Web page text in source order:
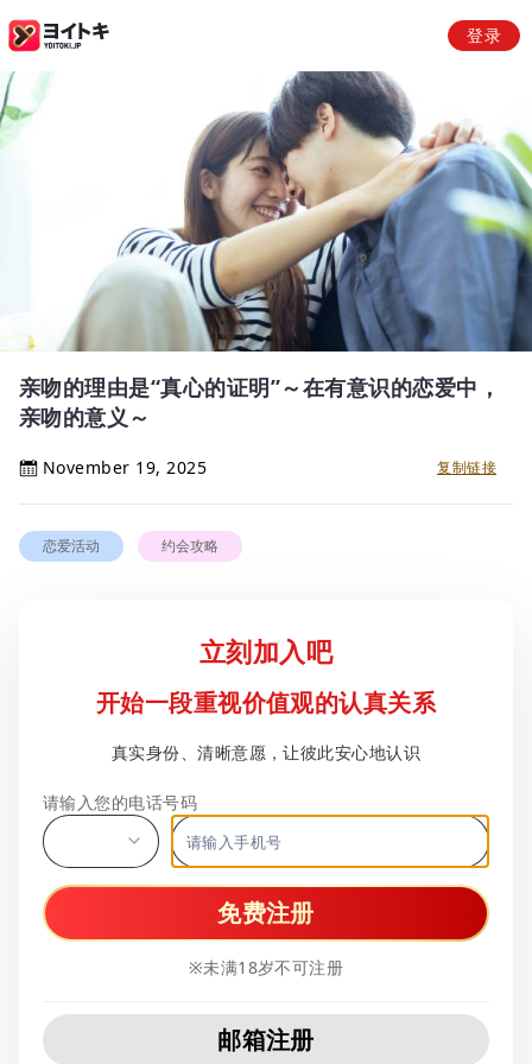
登录
亲吻的理由是“真心的证明”～在有意识的恋爱中，
亲吻的意义～
November 19, 2025 复制链接
恋爱活动 约会攻略
立刻加入吧
开始一段重视价值观的认真关系
真实身份、清晰意愿，让彼此安心地认识
请输入您的电话号码
免费注册
※未满18岁不可注册
邮箱注册